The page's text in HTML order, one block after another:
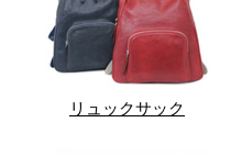
リュックサック